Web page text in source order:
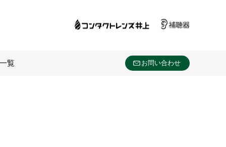
覧 お問い合わせ